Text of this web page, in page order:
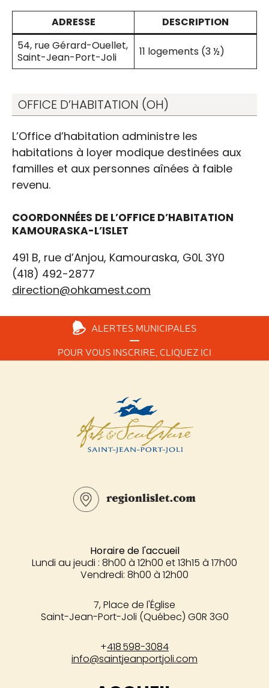
ADRESSE
DESCRIPTION
54, rue Gérard-Ouellet,
Saint-Jean-Port-Joli
11 logements (3 ½)
OFFICE D’HABITATION (OH)
L’Office d’habitation administre les
habitations à loyer modique destinées aux
familles et aux personnes aînées à faible
revenu.
COORDONNÉES DE L’OFFICE D’HABITATION
KAMOURASKA-L’ISLET
491 B, rue d’Anjou, Kamouraska, G0L 3Y0
(418) 492-2877
direction@ohkamest.com
ALERTES MUNICIPALES
POUR VOUS INSCRIRE, CLIQUEZ ICI
Horaire de l'accueil
Lundi au jeudi : 8h00 à 12h00 et 13h15 à 17h00
Vendredi: 8h00 à 12h00
7, Place de l'Église
Saint-Jean-Port-Joli (Québec) G0R 3G0
+418 598-3084
info@saintjeanportjoli.com